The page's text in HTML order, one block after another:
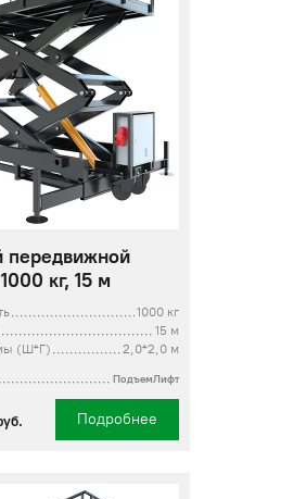
кг, 15 м
1000 кг
15 м
(Ш*Г)
2,0*2,0 м
ПодъемЛифт
Подробнее